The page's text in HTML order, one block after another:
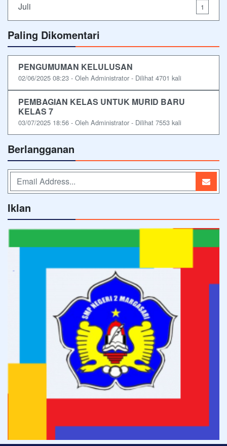
Juli 1
Paling Dikomentari
PENGUMUMAN KELULUSAN
02/06/2025 08:23 - Oleh Administrator - Dilihat 4701 kali
PEMBAGIAN KELAS UNTUK MURID BARU
KELAS 7
03/07/2025 18:56 - Oleh Administrator - Dilihat 7553 kali
Berlangganan
Iklan